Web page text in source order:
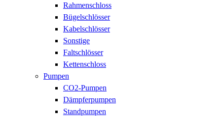
Rahmenschloss
Bügelschlösser
Kabelschlösser
Sonstige
Faltschlösser
Kettenschloss
Pumpen
CO2-Pumpen
Dämpferpumpen
Standpumpen